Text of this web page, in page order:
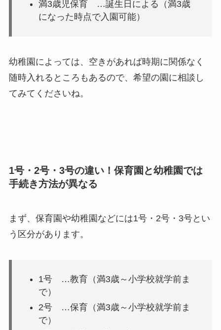
満3歳児保育…誕生日による（満3歳
になった時点で入園可能）
幼稚園によっては、空きがあれば時期に関係なく
随時入れるところもあるので、希望の園に相談し
てみてくださいね。
1号・2号・3号の違い！保育園と幼稚園では
手続き方法が異なる
まず、保育園や幼稚園などには1号・2号・3号とい
う区分があります。
1号…教育（満3歳～小学校就学前ま
で）
2号…保育（満3歳～小学校就学前ま
で）